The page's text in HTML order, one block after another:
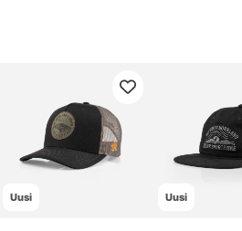
Uusi Uusi